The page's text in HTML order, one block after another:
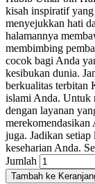
kisah inspiratif
menyejukkan hati
halamannya
membimbing
cocok bagi Anda
kesibukan dunia.
berkualitas terbitan
islami Anda. Untuk
dengan layanan
juga. Jadikan setiap
keseharian Anda.
Jumlah
Tambah ke